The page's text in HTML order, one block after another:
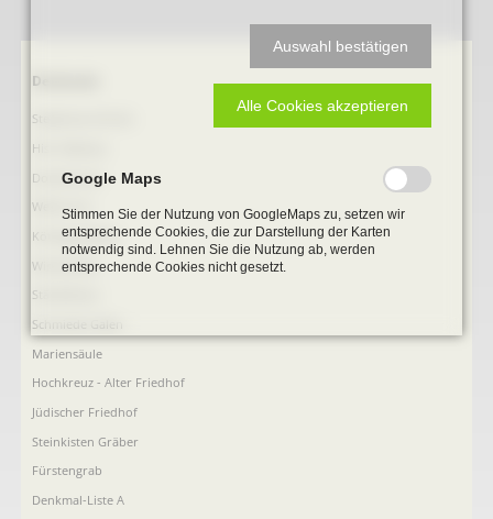
Navigation
Denkmale
Stephanus-Kirche
Hist. Rathaus
Domitorium
Wehrturm
Köttings Mühle
Windmühle
Ständehaus
Schmiede Galen
Mariensäule
Hochkreuz - Alter Friedhof
Jüdischer Friedhof
Steinkisten Gräber
Fürstengrab
Denkmal-Liste A
Auswahl bestätigen
Alle Cookies akzeptieren
Google Maps
Stimmen Sie der Nutzung von GoogleMaps zu, setzen wir
entsprechende Cookies, die zur Darstellung der Karten
notwendig sind. Lehnen Sie die Nutzung ab, werden
entsprechende Cookies nicht gesetzt.